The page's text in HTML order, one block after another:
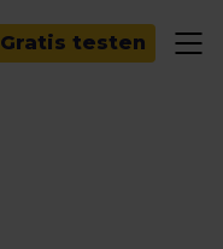
Gratis testen